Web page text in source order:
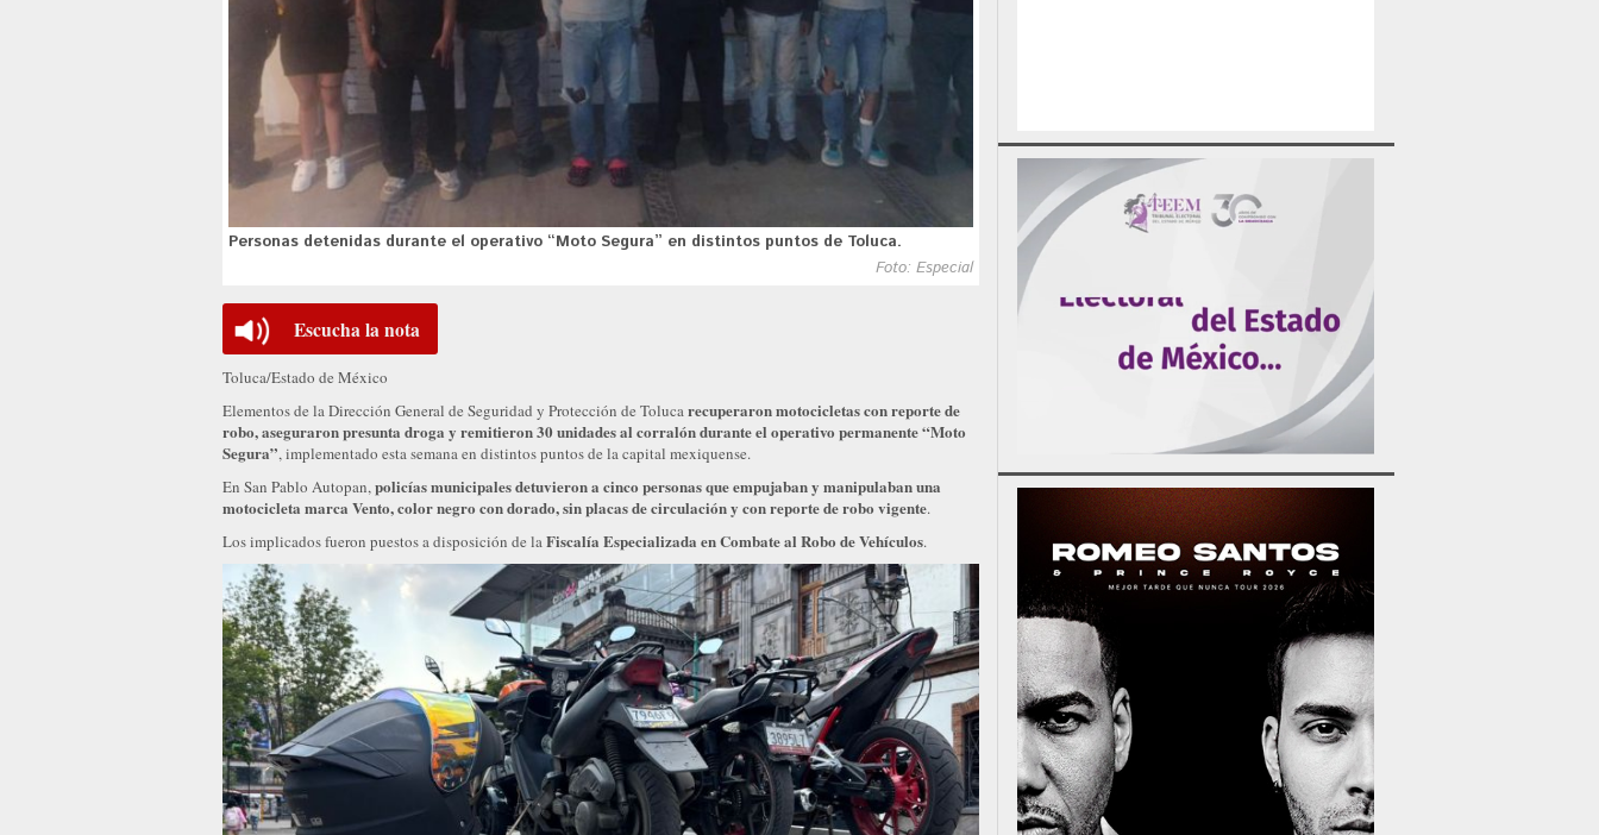
Personas detenidas durante el operativo “Moto Segura” en distintos puntos de Toluca.
Foto: Especial
Escucha la nota
Toluca/Estado de México
Elementos de la Dirección General de Seguridad y Protección de Tolucarecuperaron motocicletas con reporte de
robo, aseguraron presunta droga y remitieron 30 unidades al corralón durante el operativo permanente “Moto
Segura”, implementado esta semana en distintos puntos de la capital mexiquense.
En San Pablo Autopan,policías municipales detuvieron a cinco personas que empujaban y manipulaban una
motocicleta marca Vento, color negro con dorado, sin placas de circulación y con reporte de robo vigente.
Los implicados fueron puestos a disposición de laFiscalía Especializada en Combate al Robo de Vehículos.